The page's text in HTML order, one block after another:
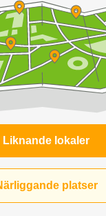
Liknande lokaler
platser